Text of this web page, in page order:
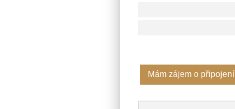
Mám zájem o připojení